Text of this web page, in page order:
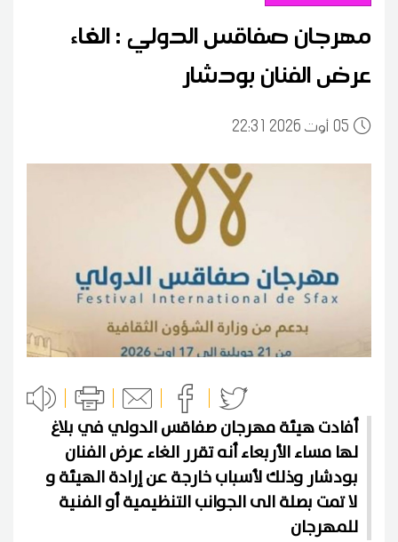
مهرجان صفاقس الدولي : الغاء
عرض الفنان بودشار
0522:31 2026 أوت
أفادت هيئة مهرجان صفاقس الدولي في بلاغ
لها مساء الأربعاء أنه تقرر الغاء عرض الفنان
بودشار وذلك لأسباب خارجة عن إرادة الهيئة و
لا تمت بصلة الى الجوانب التنظيمية أو الفنية
للمهرجان